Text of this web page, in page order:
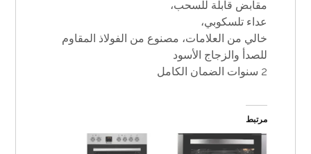
مقابض قابلة للسحب،
عداء تلسكوبي،
خالي من العلامات، مصنوع من الفولاذ المقاوم
للصدأ والزجاج الأسود
2 سنوات الضمان الكامل
مرتبط